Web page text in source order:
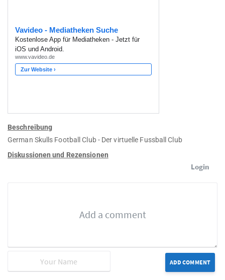
Beschreibung
German Skulls Football Club - Der virtuelle Fussball Club
Diskussionen und Rezensionen
Login
ADD COMMENT